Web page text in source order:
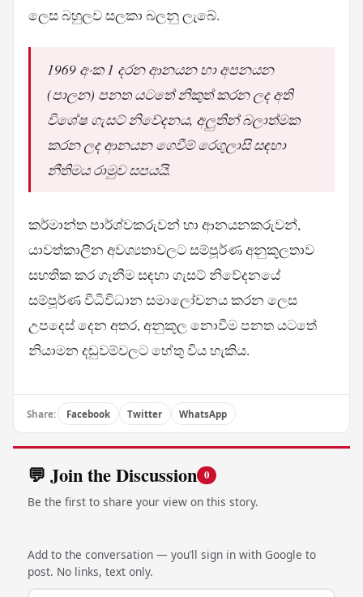
ලෙස බහුලව සලකා බලනු ලැබේ.
1969 අංක 1 දරන ආනයන හා අපනයන
(පාලන) පනත යටතේ නිකුත් කරන ලද අති
විශේෂ ගැසට් නිවේදනය, අලුතින් බලාත්මක
කරන ලද ආනයන ගෙවීම් රෙගුලාසි සඳහා
නීතිමය රාමුව සපයයි.
කර්මාන්ත පාර්ශ්වකරුවන් හා ආනයනකරුවන්,
යාවත්කාලීන අවශ්‍යතාවලට සම්පූර්ණ අනුකූලතාව
සහතික කර ගැනීම සඳහා ගැසට් නිවේදනයේ
සම්පූර්ණ විධිවිධාන සමාලෝචනය කරන ලෙස
උපදෙස් දෙන අතර, අනුකූල නොවීම පනත යටතේ
නියාමන දඬුවම්වලට හේතු විය හැකිය.
Share: Facebook Twitter WhatsApp
💬 Join the Discussion 0
Be the first to share your view on this story.
Add to the conversation — you’ll sign in with Google to
post. No links, text only.